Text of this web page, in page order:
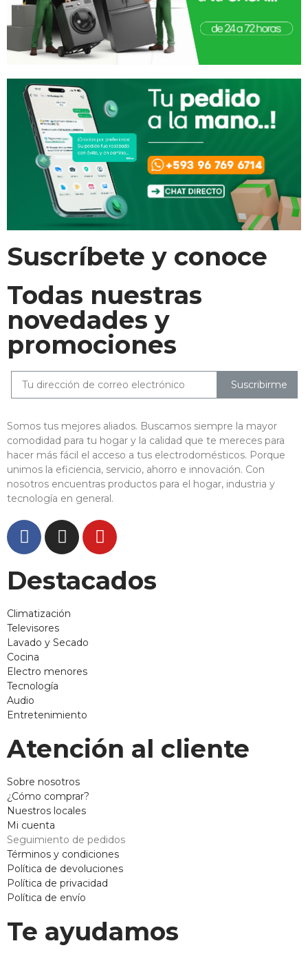
Suscríbete y conoce
Todas nuestras
novedades y
promociones
Suscribirme
Somos tus mejores aliados. Buscamos siempre la mayor
comodidad para tu hogar y la calidad que te mereces para
hacer más fácil el acceso a tus electrodomésticos. Porque
unimos la eficiencia, servicio, ahorro e innovación. Con
nosotros encuentras productos para el hogar, industria y
tecnología en general.
Destacados
Climatización
Televisores
Lavado y Secado
Cocina
Electro menores
Tecnología
Audio
Entretenimiento
Atención al cliente
Sobre nosotros
¿Cómo comprar?
Nuestros locales
Mi cuenta
Seguimiento de pedidos
Términos y condiciones
Política de devoluciones
Política de privacidad
Política de envío
Te ayudamos